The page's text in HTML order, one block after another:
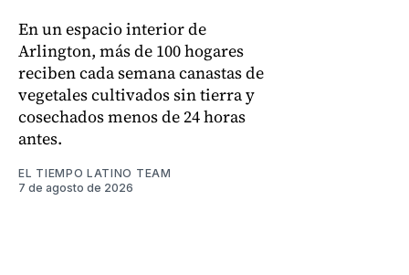
En un espacio interior de
Arlington, más de 100 hogares
reciben cada semana canastas de
vegetales cultivados sin tierra y
cosechados menos de 24 horas
antes.
EL TIEMPO LATINO TEAM
7 de agosto de 2026